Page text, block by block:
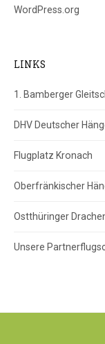
WordPress.org
LINKS
1. Bamberger
DHV Deutscher
Flugplatz Kronach
Oberfränkischer
Ostthüringer
Unsere